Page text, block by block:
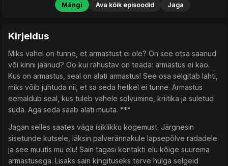
Mängi Ava kõik episoodid Jaga
Kirjeldus
Miks vahel on tunne, et armastust ei ole? On see otsa saanud
või kinni jäänud? Oo kui rahustav on teada: armastus ei kao.
Kus on armastus, seal on alati armastus! See osa selgitab lahti,
miks võib juhtuda nii, et sa seda hetkel ei tunne. Armastus
eemaldub seal, kus tuleb vahele solvumine, kriitika ja suletud
süda. Aga seda saab alati muuta. ***
Jagan selles saates väga isiklikku kogemust. Järgnesin
sisetunde kutsele, läksin palverännakule lapsepõlve radadele
ja see muutis mu elu! Sain tagasi kontakti elu kõige suurema
armastusega. Lisaks sain kingituseks terve hulga selgeid